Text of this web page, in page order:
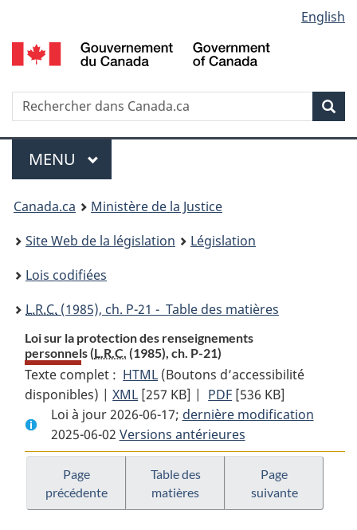
au
contenu
propos
de
la
HTML
simplifiée
selection
English
Recherche
Menu
MENU PRINCIPAL
You
are
here:
Canada.ca
Ministère de la Justice
Site Web de la législation
Législation
Lois codifiées
L.R.C. (1985), ch. P-21 - Table des matières
Loi sur la protection des renseignements
personnels (L.R.C. (1985), ch. P-21)
Texte complet : HTML Texte
complet
:
Loi
sur
la
protection
des
(Boutons d’accessibilité
disponibles) |XML Texte
complet
:
Loi
sur
protection
[257 KB] | PDF Texte
complet
:
Loi
protection
[536 KB]
Loi à jour 2026-06-17; dernière modification
2025-06-02 Versions antérieures
Page
précédente
Table des
matières
Page
suivante